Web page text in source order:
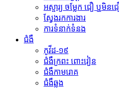
អស្ចារ្យ ចម្លែក ជឿ ឬមិនជឿ
ស្វែងរកការងារ
ការទំនាក់ទំនង
ជំងឺ
កូវីដ-១៩
ជំងឹក្រពះ ពោះវៀន
ជំងឺកាមរោគ
ជំងឺឆ្លង